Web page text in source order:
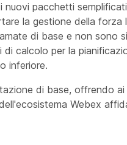
nuovi pacchetti
la gestione della forza
di base e non sono
calcolo per la
inferiore.
di base, offrendo
Webex